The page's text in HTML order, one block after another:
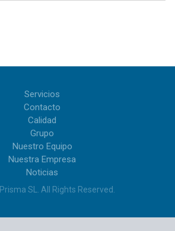
Servicios
Contacto
Calidad
Grupo
Nuestro Equipo
Nuestra Empresa
Noticias
Prisma SL All Rights Reserved